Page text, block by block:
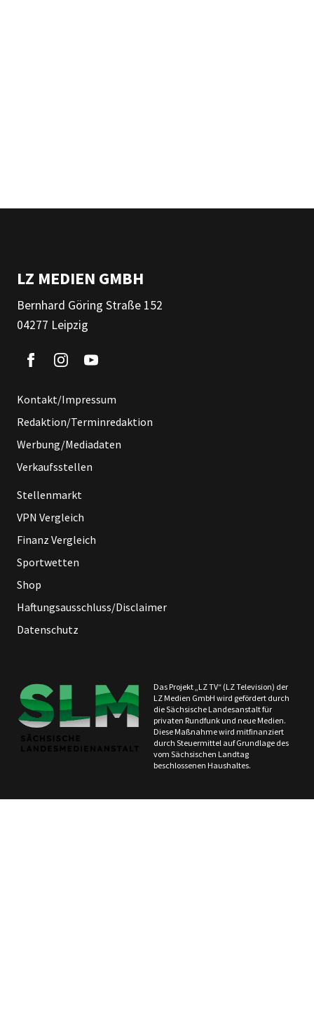
LZ MEDIEN GMBH
Bernhard Göring Straße 152
04277 Leipzig
Kontakt/Impressum
Redaktion/Terminredaktion
Werbung/Mediadaten
Verkaufsstellen
Stellenmarkt
VPN Vergleich
Finanz Vergleich
Sportwetten
Shop
Haftungsausschluss/Disclaimer
Datenschutz
Das Projekt „LZ TV“ (LZ Television) der
LZ Medien GmbH wird gefördert durch
die Sächsische Landesanstalt für
privaten Rundfunk und neue Medien.
Diese Maßnahme wird mitfinanziert
durch Steuermittel auf Grundlage des
vom Sächsischen Landtag
beschlossenen Haushaltes.